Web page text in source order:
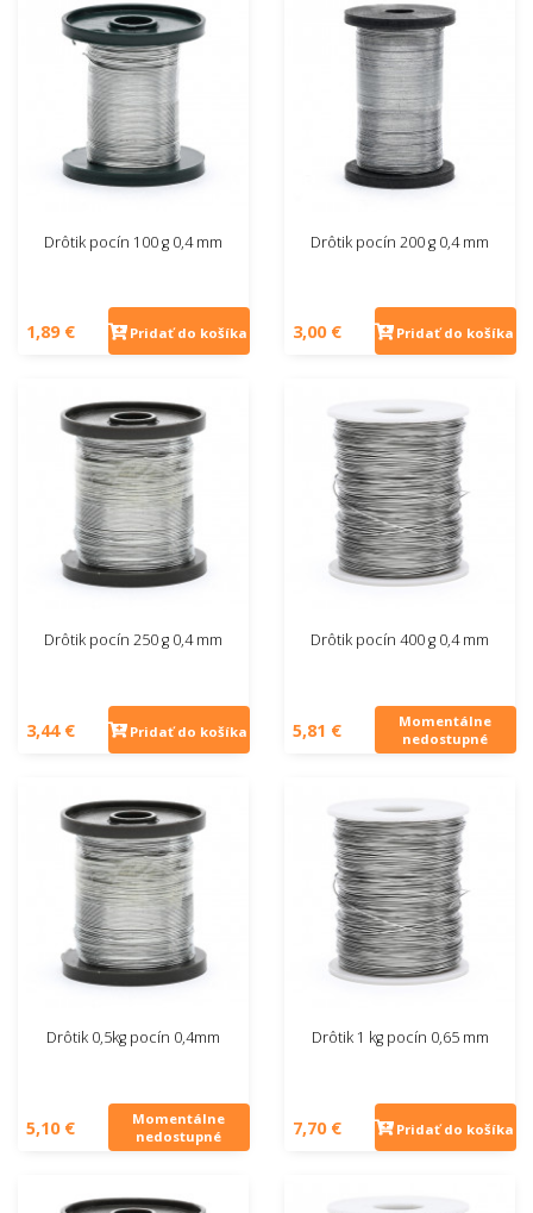
Drôtik pocín 100 g 0,4 mm
1,89 € Pridať do košíka
Drôtik pocín 200 g 0,4 mm
3,00 € Pridať do košíka
Drôtik pocín 250 g 0,4 mm
3,44 € Pridať do košíka
Drôtik pocín 400 g 0,4 mm
5,81 €
Momentálne
nedostupné
Drôtik 0,5kg pocín 0,4mm
5,10 €
Momentálne
nedostupné
Drôtik 1 kg pocín 0,65 mm
7,70 € Pridať do košíka